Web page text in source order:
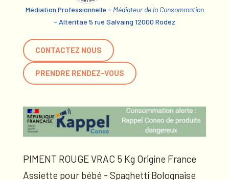
Médiation Professionnelle - Médiateur de la Consommation
- Alteritae 5 rue Salvaing 12000 Rodez
CONTACTEZ NOUS
PRENDRE RENDEZ-VOUS
PIMENT ROUGE VRAC 5 Kg Origine France
Assiette pour bébé - Spaghetti Bolognaise